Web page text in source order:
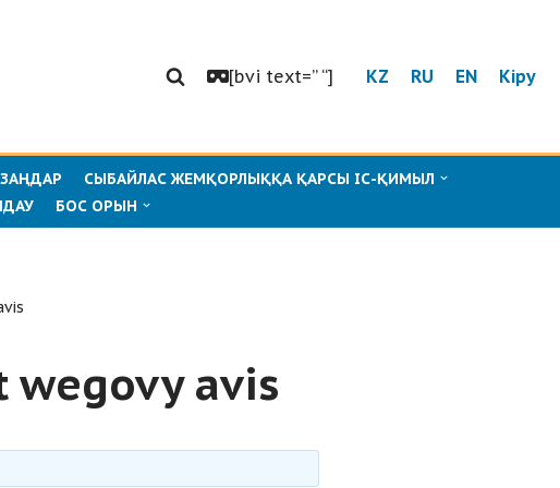
[bvi text=” “] KZ RU EN Кіру
ЗАҢДАР
СЫБАЙЛАС ЖЕМҚОРЛЫҚҚА ҚАРСЫ ІС-ҚИМЫЛ
БОС ОРЫН
avis